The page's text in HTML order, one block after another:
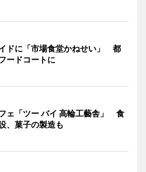
ドに「市場食堂かねせい」 都
ードコートに
ェ「ツー バイ 高輪工藝舎」 食
、菓子の製造も